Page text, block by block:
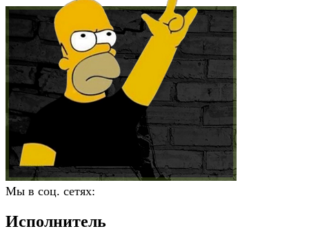
Мы в соц. сетях:
Исполнитель